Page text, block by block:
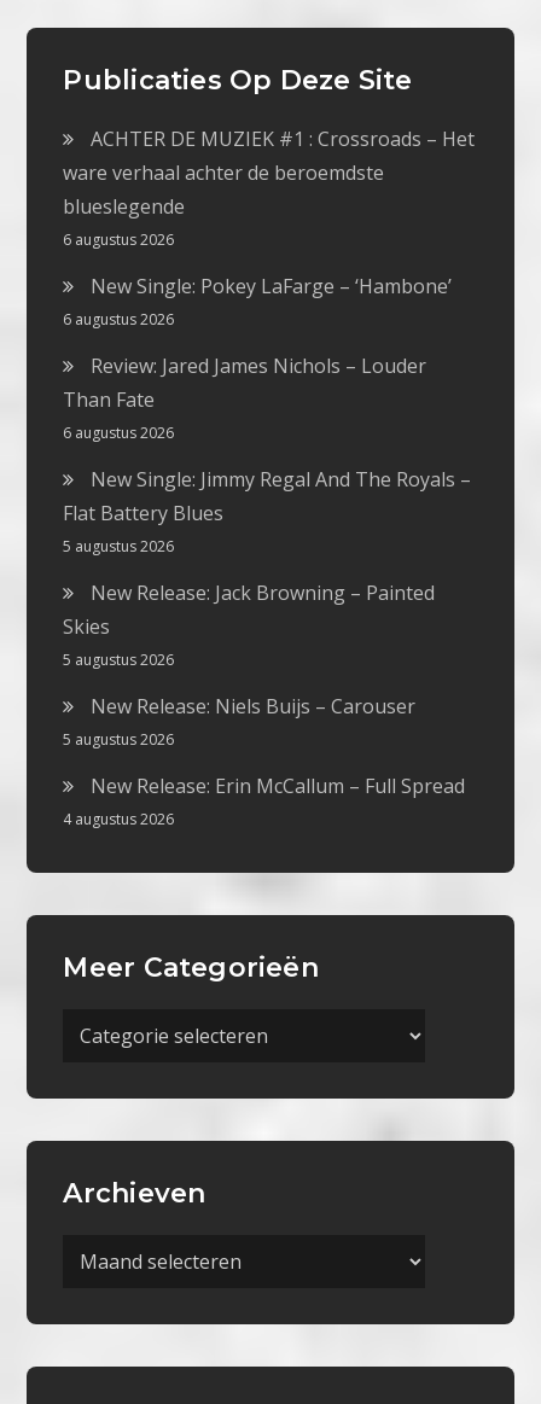
Publicaties Op Deze Site
ACHTER DE MUZIEK #1 : Crossroads – Het
ware verhaal achter de beroemdste
blueslegende
6 augustus 2026
New Single: Pokey LaFarge – ‘Hambone’
6 augustus 2026
Review: Jared James Nichols – Louder
Than Fate
6 augustus 2026
New Single: Jimmy Regal And The Royals –
Flat Battery Blues
5 augustus 2026
New Release: Jack Browning – Painted
Skies
5 augustus 2026
New Release: Niels Buijs – Carouser
5 augustus 2026
New Release: Erin McCallum – Full Spread
4 augustus 2026
Meer Categorieën
Meer
Archieven
Archieven